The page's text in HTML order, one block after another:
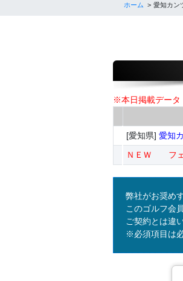
ホーム 愛知カン
※本日掲載データ
[愛知県] 愛知
ＮＥＷ フェ
弊社がお奨め
このゴルフ会
ご契約とは違
※必須項目は